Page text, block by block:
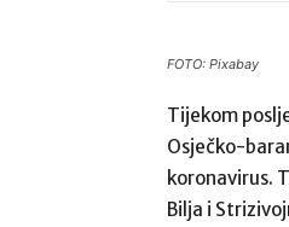
FOTO: Pixabay
Tijekom
Osječko-
koronavirus.
Bilja i